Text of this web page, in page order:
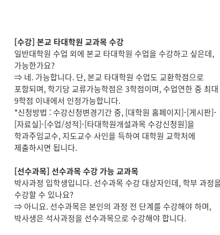
[수강]본교 타대학원 교과목 수강
일반대학원 수업 외에 본교 타대학원 수업을 수강하고 싶은데,
가능한가요?
⇒ 네. 가능합니다. 단,본교 타대학원 수업도 교환학점으로
포함되며, 학기당 교류가능학점은3학점이며,수업연한 중 최대
9학점 이내에서 인정가능합니다.
*신청방법 :수강신청변경기간 중, [대학원 홈페이지]-[게시판]-
[자료실]-[수업/성적]-[타대학원개설과목 수강신청원]을
학과주임교수, 지도교수 사인을 득하여 대학원 교학처에
제출하시면 됩니다.
[선수과목]선수과목 수강 가능 교과목
박사과정 입학생입니다. 선수과목 수강 대상자인데, 학부 과정
수강할 수 있나요?
⇒ 아니요. 선수과목은 본인의 과정 전 단계를 수강해야 하며,
박사생은 석사과정을 선수과목으로 수강해야 합니다.